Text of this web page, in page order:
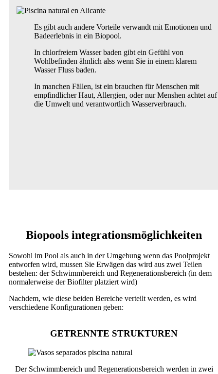
Es gibt auch andere Vorteile verwandt mit Emotionen und
Badeerlebnis in ein Biopool.
In chlorfreiem Wasser baden gibt ein Gefühl von
Wohlbefinden ähnlich alss wenn Sie in einem klarem
Wasser Fluss baden.
In manchen Fällen, ist ein brauchen für Menschen mit
empfindlicher Haut, Allergien, oder nur Menshen achtet auf
die Umwelt und verantwortlich Wasserverbrauch.
Biopools integrationsmöglichkeiten
Sowohl im Pool als auch in der Umgebung wenn das Poolprojekt
entworfen wird, mussen Sie Erwägen das wird aus zwei Teilen
bestehen: der Schwimmbereich und Regenerationsbereich (in dem
normalerweise der Biofilter platziert wird)
Nachdem, wie diese beiden Bereiche verteilt werden, es wird
verschiedene Konfigurationen geben:
GETRENNTE STRUKTUREN
Der Schwimmbereich und Regenerationsbereich werden in zwei